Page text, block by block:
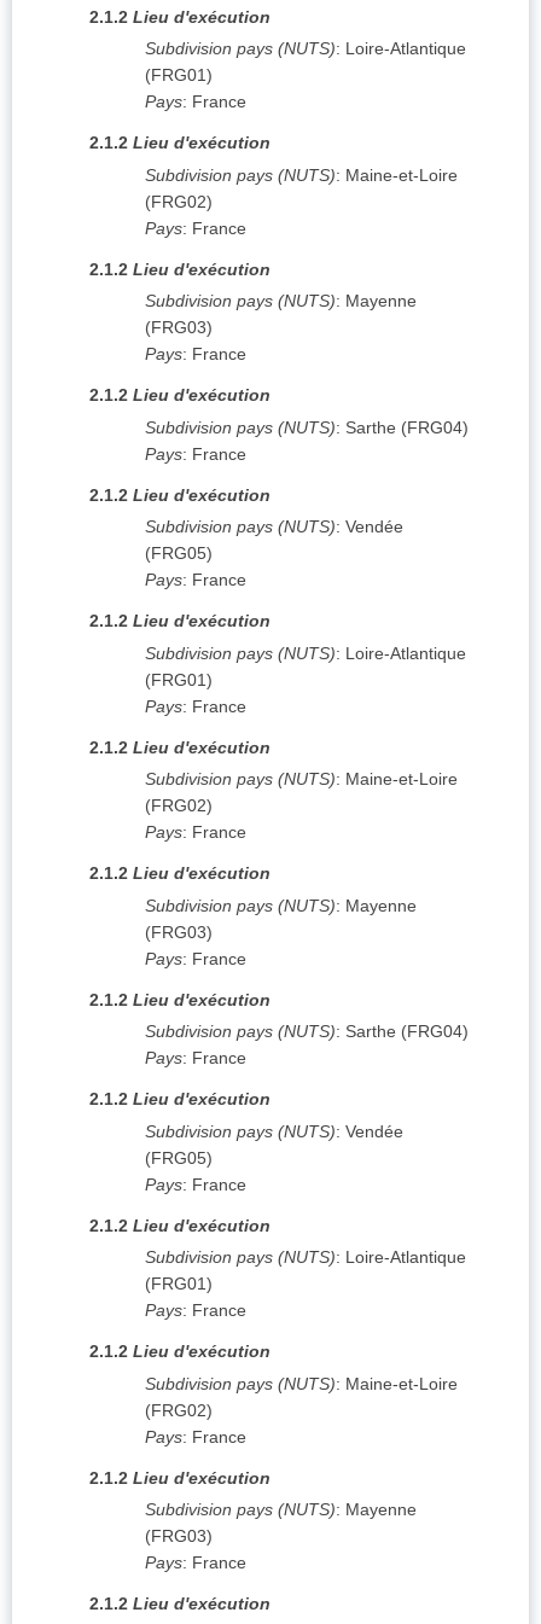
2.1.2 Lieu d'exécution
Subdivision pays (NUTS): Loire-Atlantique
(FRG01)
Pays: France
2.1.2 Lieu d'exécution
Subdivision pays (NUTS): Maine-et-Loire
(FRG02)
Pays: France
2.1.2 Lieu d'exécution
Subdivision pays (NUTS): Mayenne
(FRG03)
Pays: France
2.1.2 Lieu d'exécution
Subdivision pays (NUTS): Sarthe (FRG04)
Pays: France
2.1.2 Lieu d'exécution
Subdivision pays (NUTS): Vendée
(FRG05)
Pays: France
2.1.2 Lieu d'exécution
Subdivision pays (NUTS): Loire-Atlantique
(FRG01)
Pays: France
2.1.2 Lieu d'exécution
Subdivision pays (NUTS): Maine-et-Loire
(FRG02)
Pays: France
2.1.2 Lieu d'exécution
Subdivision pays (NUTS): Mayenne
(FRG03)
Pays: France
2.1.2 Lieu d'exécution
Subdivision pays (NUTS): Sarthe (FRG04)
Pays: France
2.1.2 Lieu d'exécution
Subdivision pays (NUTS): Vendée
(FRG05)
Pays: France
2.1.2 Lieu d'exécution
Subdivision pays (NUTS): Loire-Atlantique
(FRG01)
Pays: France
2.1.2 Lieu d'exécution
Subdivision pays (NUTS): Maine-et-Loire
(FRG02)
Pays: France
2.1.2 Lieu d'exécution
Subdivision pays (NUTS): Mayenne
(FRG03)
Pays: France
2.1.2 Lieu d'exécution